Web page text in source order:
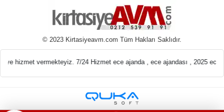
© 2023 Kirtasiyeavm.com Tüm Hakları Saklıdır.
En ucuz